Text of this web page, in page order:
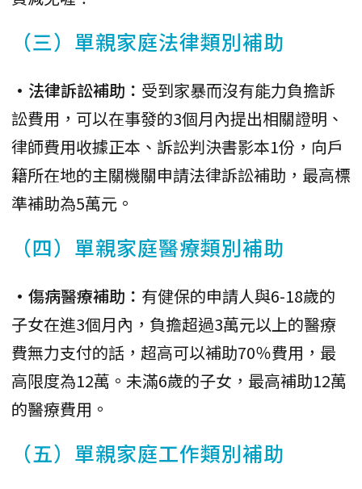
（三）單親家庭法律類別補助
•法律訴訟補助： 受到家暴而沒有能力負擔訴
訟費用，可以在事發的3個月內提出相關證明、
律師費用收據正本、訴訟判決書影本1份，向戶
籍所在地的主關機關申請法律訴訟補助，最高標
準補助為5萬元。
（四）單親家庭醫療類別補助
•傷病醫療補助： 有健保的申請人與6-18歲的
子女在進3個月內，負擔超過3萬元以上的醫療
費無力支付的話，超高可以補助70％費用，最
高限度為12萬。未滿6歲的子女，最高補助12萬
的醫療費用。
（五）單親家庭工作類別補助